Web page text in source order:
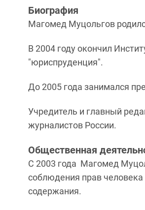
Биография
Магомед Муцольгов
В 2004 году окончил
"юриспруденция".
До 2005 года занимался
Учредитель и главный
журналистов России.
Общественная
С 2003 года Магомед
соблюдения прав человека
содержания.